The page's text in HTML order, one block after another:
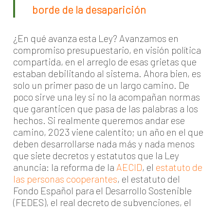
borde de la desaparición
¿En qué avanza esta Ley? Avanzamos en
compromiso presupuestario, en visión política
compartida, en el arreglo de esas grietas que
estaban debilitando al sistema. Ahora bien, es
solo un primer paso de un largo camino. De
poco sirve una ley si no la acompañan normas
que garanticen que pasa de las palabras a los
hechos. Si realmente queremos andar ese
camino, 2023 viene calentito; un año en el que
deben desarrollarse nada más y nada menos
que siete decretos y estatutos que la Ley
anuncia: la reforma de la AECID, el estatuto de
las personas cooperantes, el estatuto del
Fondo Español para el Desarrollo Sostenible
(FEDES), el real decreto de subvenciones, el